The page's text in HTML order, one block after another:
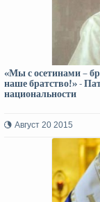
«Мы с осетинами –
наше братство!» -
национальности
Август 20 2015